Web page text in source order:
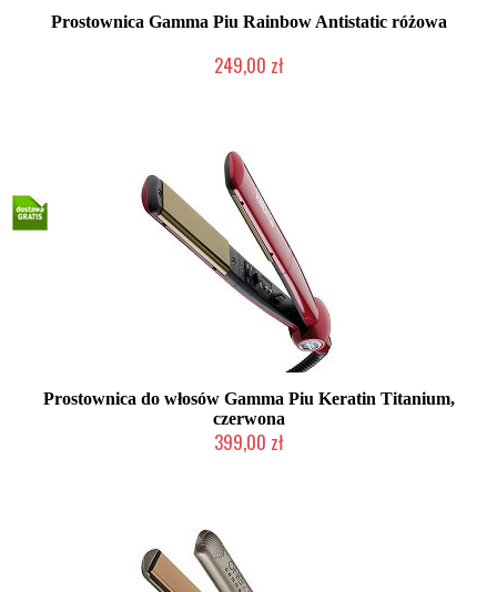
Prostownica Gamma Piu Rainbow Antistatic różowa
249,00 zł
Prostownica do włosów Gamma Piu Keratin Titanium,
czerwona
399,00 zł